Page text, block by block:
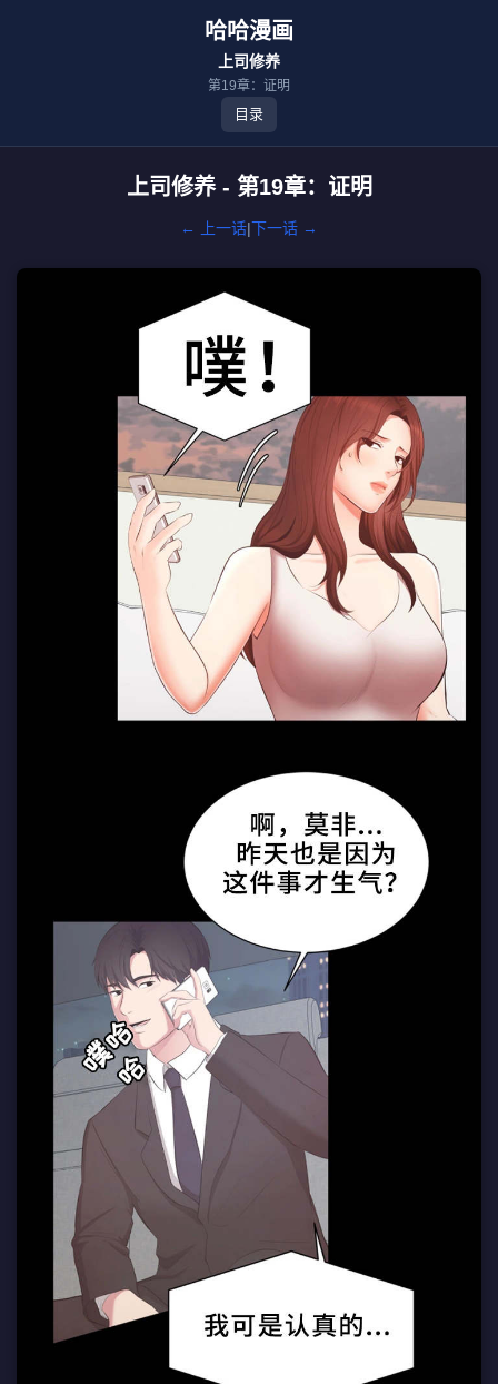
哈哈漫画
上司修养
第19章：证明
目录
上司修养 - 第19章：证明
← 上一话|下一话 →